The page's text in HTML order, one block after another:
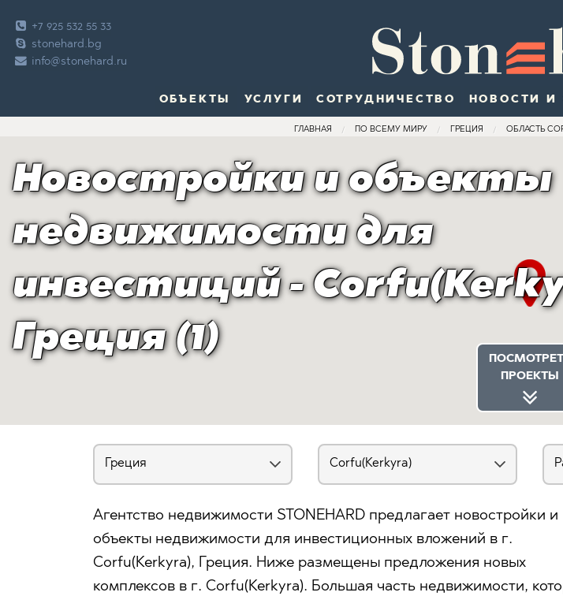
+7 925 532 55 33
stonehard.bg
info@stonehard.ru
ОБЪЕКТЫ УСЛУГИ СОТРУДНИЧЕСТВО НОВОСТИ И
ГЛАВНАЯ ПО ВСЕМУ МИРУ ГРЕЦИЯ ОБЛАСТЬ
Новостройки и объекты
недвижимости для
инвестиций -
Греция (1)
ПРОЕКТЫ
Агентство недвижимости STONEHARD предлагает новостройки и
объекты недвижимости для инвестиционных вложений в г.
Corfu(Kerkyra), Греция. Ниже размещены предложения новых
комплексов в г. Corfu(Kerkyra). Большая часть недвижимости,